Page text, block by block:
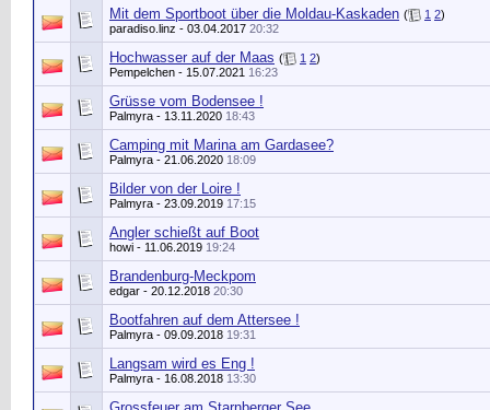
Mit dem Sportboot über die Moldau-Kaskaden ( 1 2)
paradiso.linz - 03.04.2017 20:32
Hochwasser auf der Maas ( 1 2)
Pempelchen - 15.07.2021 16:23
Grüsse vom Bodensee !
Palmyra - 13.11.2020 18:43
Camping mit Marina am Gardasee?
Palmyra - 21.06.2020 18:09
Bilder von der Loire !
Palmyra - 23.09.2019 17:15
Angler schießt auf Boot
howi - 11.06.2019 19:24
Brandenburg-Meckpom
edgar - 20.12.2018 20:30
Bootfahren auf dem Attersee !
Palmyra - 09.09.2018 19:31
Langsam wird es Eng !
Palmyra - 16.08.2018 13:30